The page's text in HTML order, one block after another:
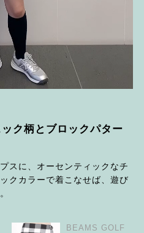
ク柄とブロックパター
スに、オーセンティックなチ
クカラーで着こなせば、遊び
BEAMS GOLF